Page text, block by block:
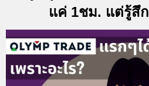
แค่ 1ชม. แต่รู้สึ